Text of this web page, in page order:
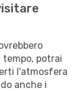
tempo, potrai
l'atmosfera
anche i